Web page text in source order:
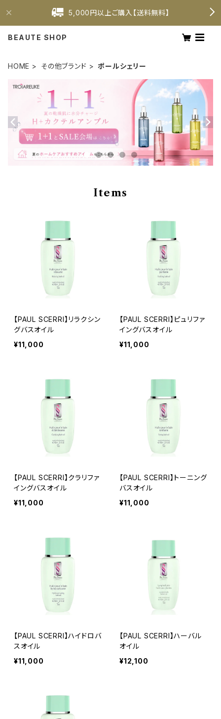
5,000円以上ご購入【送料無料】
BEAUTE SHOP
HOME その他ブランド ポールシェリー
Items
【PAUL SCERRI】リラクシン
グバスオイル
¥11,000
【PAUL SCERRI】ピュリファ
イングバスオイル
¥11,000
【PAUL SCERRI】クラリファ
イングバスオイル
¥11,000
【PAUL SCERRI】トーニング
バスオイル
¥11,000
【PAUL SCERRI】ハイドロバ
スオイル
¥11,000
【PAUL SCERRI】ハーバル
オイル
¥12,100